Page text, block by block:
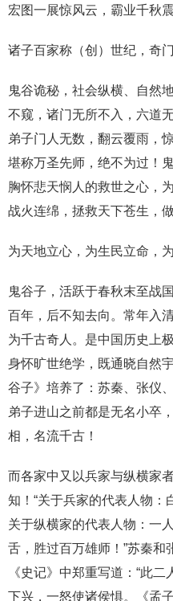
宏图一展惊风云，霸业千秋
诸子百家称（创）世纪，奇
鬼谷诡秘，社会纵横、自然
不窥，诸门无所不入，六道
弟子门人无数，翻云覆雨，
堪称万圣先师，绝不为过！
胸怀悲天悯人的救世之心，
战火连绵，拯救天下苍生，
为天地立心，为生民立命，
鬼谷子，活跃于春秋末至战
百年，后不知去向。常年入
为千古奇人。是中国历史上
身怀旷世绝学，既通晓自然
谷子》培养了：苏秦、张仪
弟子进山之前都是无名小卒
相，名流千古！
而各家中又以兵家与纵横家
知！“关于兵家的代表人物：
关于纵横家的代表人物：一
舌，胜过百万雄师！”苏秦和
《史记》中郑重写道：“此
下兴，一怒使诸侯惧。《孟